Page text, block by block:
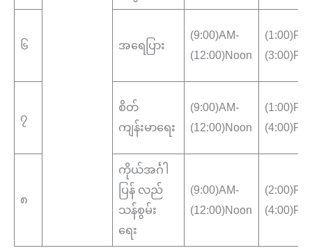
၆ အရေပြား
(9:00)AM-
(12:00)Noon
(3:00)PM
၇
စိတ်
ကျန်းမာရေး
(9:00)AM-
(12:00)Noon
(4:00)PM
၈
ကိုယ်အင်္ဂါ
ပြန် လည်
သန်စွမ်း
ရေး
(9:00)AM-
(12:00)Noon
(4:00)PM